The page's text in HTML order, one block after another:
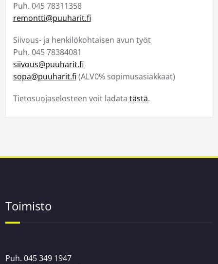
Puh. 045 78311358
remontti@puuharit.fi
Siivous- ja henkilökohtaisen avun työt
Puh. 045 78384081
siivous@puuharit.fi
sopa@puuharit.fi (ALV0% sopimusasiakkaat)
Tietosuojaselosteen voit ladata tästä.
Toimisto
Puh. 045 349 1947